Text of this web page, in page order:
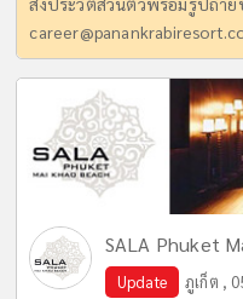
SALA Phuket
Update ภูเก็ต ,